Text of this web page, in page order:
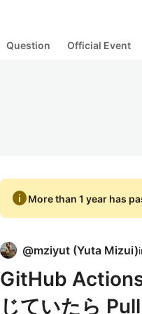
Question Official Event
infoMore than 1 year has
@mziyut (Yuta Mizui)
GitHub
じていたら